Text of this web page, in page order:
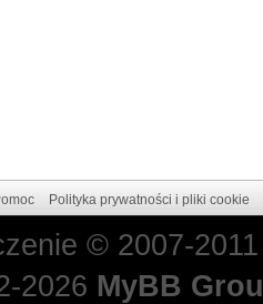
Polityka prywatności i pliki cookie
© 2007-
2026 MyBB